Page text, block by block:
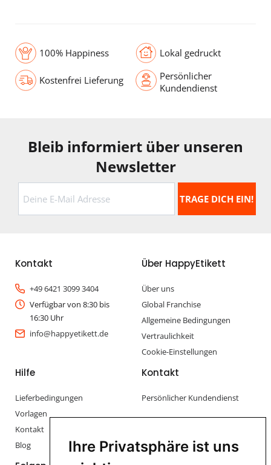
Ihre Privatsphäre ist uns
100% Happiness Lokal gedruckt
Kostenfrei Lieferung
Persönlicher
Kundendienst
Bleib informiert über unseren
Newsletter
Kontakt
+49 6421 3099 3404
Verfügbar von 8:30 bis
16:30 Uhr
info@happyetikett.de
Über HappyEtikett
Über uns
Global Franchise
Allgemeine Bedingungen
Vertraulichkeit
Cookie-Einstellungen
Hilfe
Lieferbedingungen
Vorlagen
Kontakt
Blog
Kontakt
Persönlicher Kundendienst